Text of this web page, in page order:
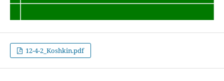
12-4-2_Koshkin.pdf